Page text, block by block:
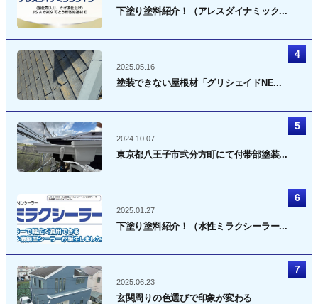
下塗り塗料紹介！（アレスダイナミック...
2025.05.16
塗装できない屋根材「グリシェイドNE...
2024.10.07
東京都八王子市弐分方町にて付帯部塗装...
2025.01.27
下塗り塗料紹介！（水性ミラクシーラー...
2025.06.23
玄関周りの色選びで印象が変わる